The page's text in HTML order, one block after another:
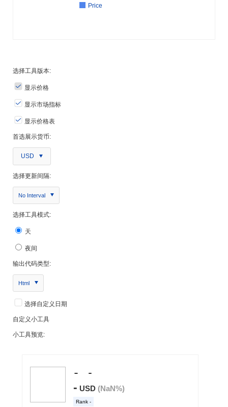
Price
选择工具版本:
显示价格
显示市场指标
显示价格表
首选展示货币:
USD
选择更新间隔:
No Interval
选择工具模式:
天
夜间
输出代码类型:
Html
选择自定义日期
自定义小工具
小工具预览: